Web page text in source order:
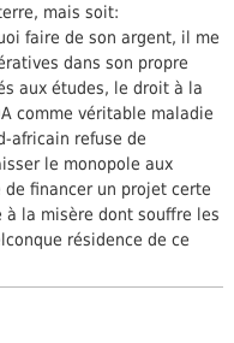
mais soit:
faire de son argent, il me
dans son propre
aux études, le droit à la
comme véritable maladie
africain refuse de
le monopole aux
financer un projet certe
la misère dont souffre les
résidence de ce